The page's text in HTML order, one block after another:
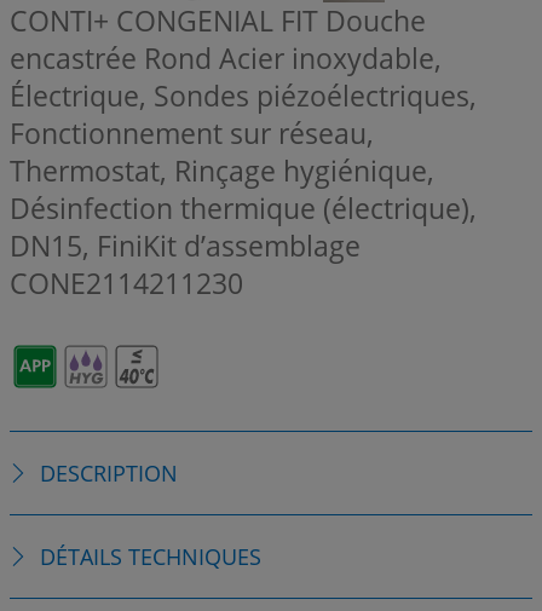
CONTI+ CONGENIAL FIT Douche
encastrée Rond Acier inoxydable,
Électrique, Sondes piézoélectriques,
Fonctionnement sur réseau,
Thermostat, Rinçage hygiénique,
Désinfection thermique (électrique),
DN15, FiniKit d’assemblage
CONE2114211230
DESCRIPTION
DÉTAILS TECHNIQUES